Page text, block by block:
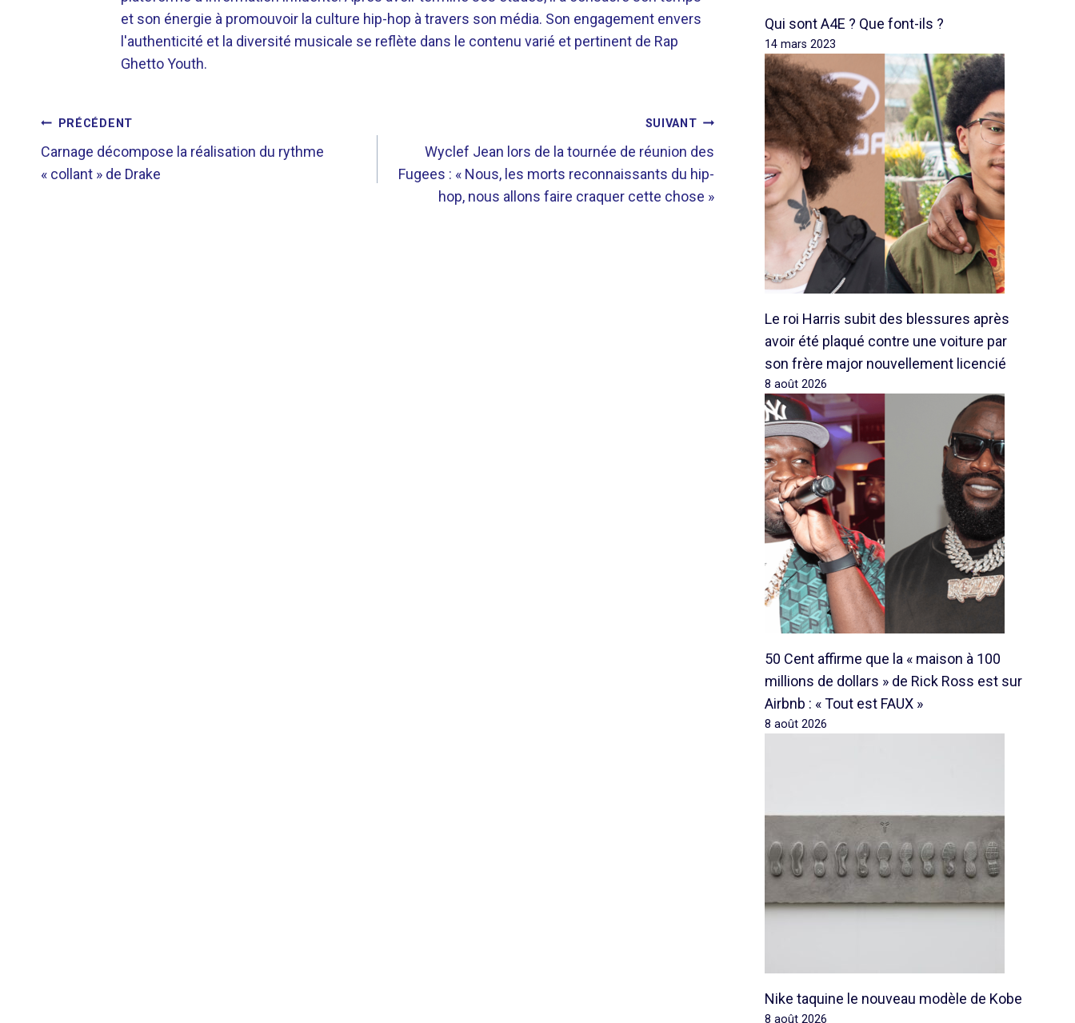
et son énergie à promouvoir la culture hip-hop à travers son média. Son engagement envers
l'authenticité et la diversité musicale se reflète dans le contenu varié et pertinent de Rap
Ghetto Youth.
NAVIGATION
DE
PRÉCÉDENT
Carnage décompose la réalisation du rythme
« collant » de Drake
SUIVANT
Wyclef Jean lors de la tournée de réunion des
Fugees : « Nous, les morts reconnaissants du hip-
hop, nous allons faire craquer cette chose »
Qui sont A4E ? Que font-ils ?
14 mars 2023
Le roi Harris subit des blessures après
avoir été plaqué contre une voiture par
son frère major nouvellement licencié
8 août 2026
50 Cent affirme que la « maison à 100
millions de dollars » de Rick Ross est sur
Airbnb : « Tout est FAUX »
8 août 2026
Nike taquine le nouveau modèle de Kobe
8 août 2026